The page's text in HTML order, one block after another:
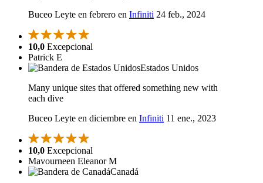
Buceo Leyte en febrero en Infiniti 24 feb., 2024
10,0 Excepcional
Patrick E
Estados Unidos
Many unique sites that offered something new with
each dive
Buceo Leyte en diciembre en Infiniti 11 ene., 2023
10,0 Excepcional
Mavourneen Eleanor M
Canadá